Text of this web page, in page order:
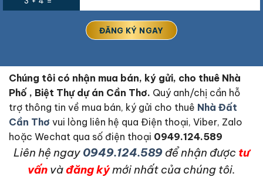
Chúng tôi có nhận mua bán, ký gửi, cho thuê Nhà
Phố , Biệt Thự dự án Cần Thơ. Quý anh/chị cần hỗ
trợ thông tin về mua bán, ký gửi cho thuê Nhà Đất
Cần Thơ vui lòng liên hệ qua Điện thoại, Viber, Zalo
hoặc Wechat qua số điện thoại 0949.124.589
Liên hệ ngay 0949.124.589 để nhận được tư
vấn vàđăng kýmới nhất của chúng tôi.